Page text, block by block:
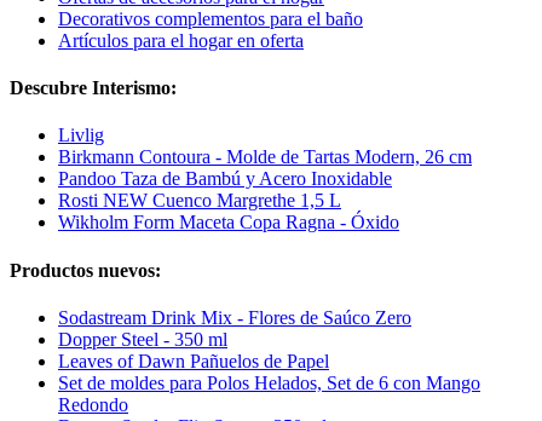
Decorativos complementos para el baño
Artículos para el hogar en oferta
Descubre Interismo:
Livlig
Birkmann Contoura - Molde de Tartas Modern, 26 cm
Pandoo Taza de Bambú y Acero Inoxidable
Rosti NEW Cuenco Margrethe 1,5 L
Wikholm Form Maceta Copa Ragna - Óxido
Productos nuevos:
Sodastream Drink Mix - Flores de Saúco Zero
Dopper Steel - 350 ml
Leaves of Dawn Pañuelos de Papel
Set de moldes para Polos Helados, Set de 6 con Mango
Redondo